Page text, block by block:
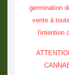
germination
vente à
l'intention